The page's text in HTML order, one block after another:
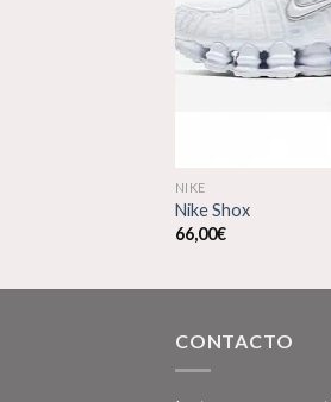
NIKE
Nike Shox
66,00€
CONTACTO